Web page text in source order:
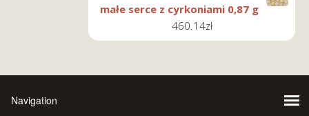
małe serce z cyrkoniami 0,87 g
460.14zł